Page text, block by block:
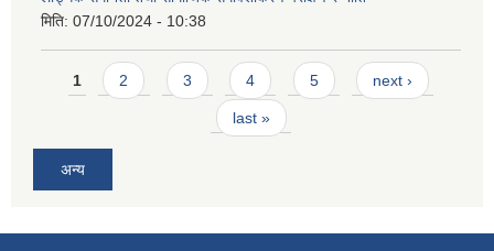
मिति: 07/10/2024 - 10:38
Pages
1 2 3 4 5 next ›
last »
अन्य